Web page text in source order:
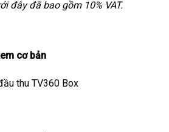
đây đã bao gồm 10% VAT.
cơ bản
thu TV360 Box